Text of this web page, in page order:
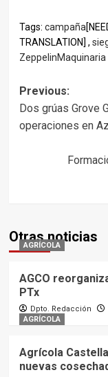
Tags: campaña
TRANSLATION] ,
ZeppelinMaquinaria
Post
Previous:
Dos grúas Grove
operaciones en
Otras noticias
AGRÍCOLA
AGCO
PTx
Dpto. Redacción
AGRÍCOLA
Agrícola
nuevas